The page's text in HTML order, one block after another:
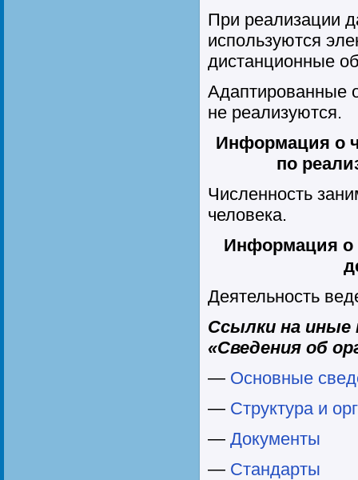
При реализации
используются
дистанционные
Адаптированные
не реализуются.
Информация о
по
Численность
человека.
Информация о
Деятельность
Ссылки на иные
«Сведения об
— Основные
— Структура и
— Документы
— Стандарты